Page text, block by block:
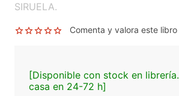
SIRUELA.
Comenta y valora este libro
[Disponible con stock en
casa en 24-72 h]